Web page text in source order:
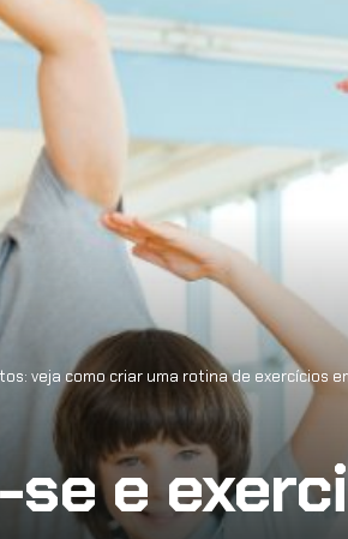
veja como criar uma rotina de exercícios
e